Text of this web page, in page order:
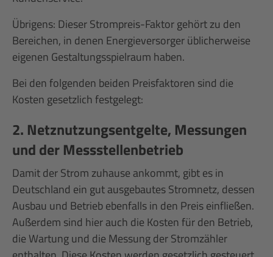
Übrigens: Dieser Strompreis-Faktor gehört zu den
Bereichen, in denen Energieversorger üblicherweise
eigenen Gestaltungsspielraum haben.
Bei den folgenden beiden Preisfaktoren sind die
Kosten gesetzlich festgelegt:
2. Netznutzungsentgelte, Messungen
und der Messstellenbetrieb
Damit der Strom zuhause ankommt, gibt es in
Deutschland ein gut ausgebautes Stromnetz, dessen
Ausbau und Betrieb ebenfalls in den Preis einfließen.
Außerdem sind hier auch die Kosten für den Betrieb,
die Wartung und die Messung der Stromzähler